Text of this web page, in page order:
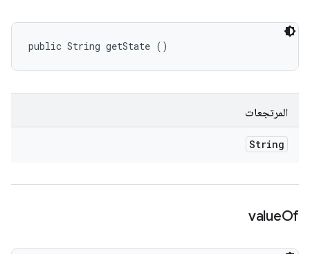
public String getState ()
المرتجعات
String
valueOf